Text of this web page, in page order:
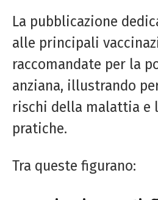
La pubblicazione
alle principali
raccomandate per la
anziana, illustrando
rischi della malattia e
pratiche.
Tra queste figurano: